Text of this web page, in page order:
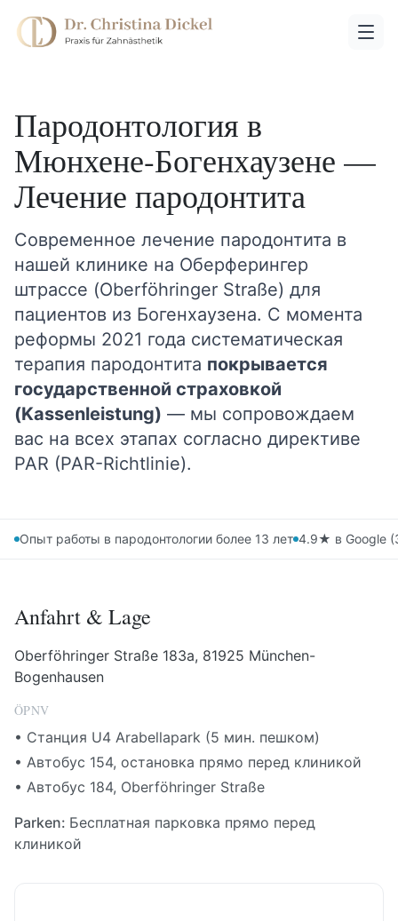
Пародонтология в
Мюнхене-Богенхаузене —
Лечение пародонтита
Современное лечение пародонтита в
нашей клинике на Оберферингер
штрассе (Oberföhringer Straße) для
пациентов из Богенхаузена. С момента
реформы 2021 года систематическая
терапия пародонтита покрывается
государственной страховкой
(Kassenleistung) — мы сопровождаем
вас на всех этапах согласно директиве
PAR (PAR-Richtlinie).
Опыт работы в пародонтологии более 13 лет 4.9★ в Google
Anfahrt & Lage
Oberföhringer Straße 183a, 81925 München-
Bogenhausen
ÖPNV
• Станция U4 Arabellapark (5 мин. пешком)
• Автобус 154, остановка прямо перед клиникой
• Автобус 184, Oberföhringer Straße
Parken: Бесплатная парковка прямо перед
клиникой